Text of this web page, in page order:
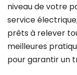
niveau de votre
service
prêts à relever
meilleures
pour garantir un